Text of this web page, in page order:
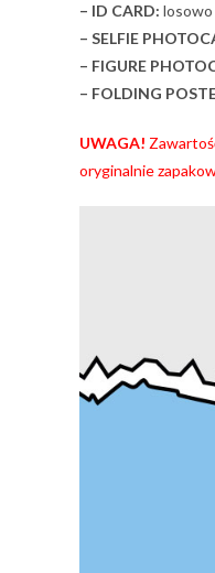
– ID CARD: losowo
– SELFIE
– FIGURE
– FOLDING
UWAGA!
oryginalnie